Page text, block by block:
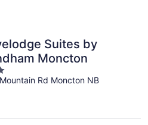
Suites by
Moncton
Rd Moncton NB